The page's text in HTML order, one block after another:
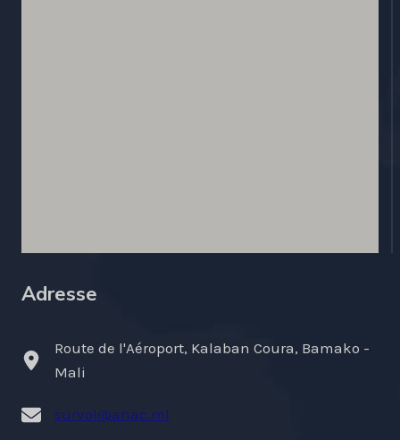
Adresse
Route de l'Aéroport, Kalaban Coura, Bamako -
Mali
survol@anac.ml